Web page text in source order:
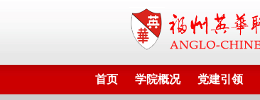
首页 学院概况 党建引领